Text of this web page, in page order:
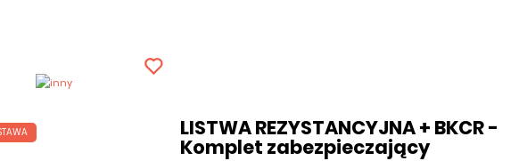
LISTWA REZYSTANCYJNA + BKCR -
Komplet zabezpieczający